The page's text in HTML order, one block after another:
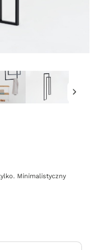
Minimalistyczny